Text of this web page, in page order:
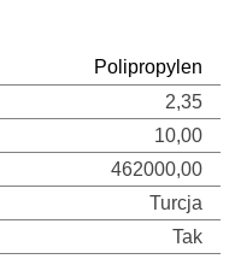
Polipropylen
2,35
10,00
462000,00
Turcja
Tak